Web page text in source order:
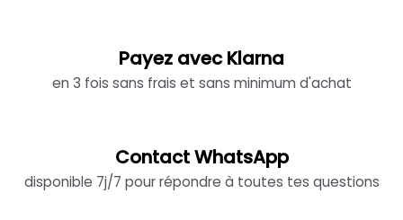
Payez avec Klarna
en 3 fois sans frais et sans minimum d'achat
Contact WhatsApp
disponible 7j/7 pour répondre à toutes tes questions